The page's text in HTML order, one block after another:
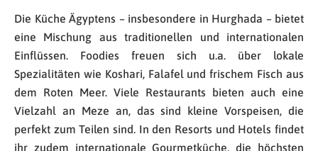
Die Küche Ägyptens – insbesondere in Hurghada – bietet
eine Mischung aus traditionellen und internationalen
Einflüssen. Foodies freuen sich u.a. über lokale
Spezialitäten wie Koshari, Falafel und frischem Fisch aus
dem Roten Meer. Viele Restaurants bieten auch eine
Vielzahl an Meze an, das sind kleine Vorspeisen, die
perfekt zum Teilen sind. In den Resorts und Hotels findet
ihr zudem internationale Gourmetküche, die höchsten